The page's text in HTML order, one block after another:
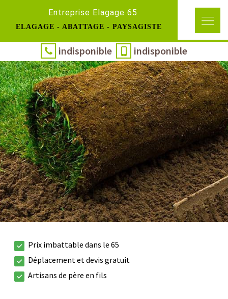
Entreprise Elagage 65
ELAGAGE - ABATTAGE - PAYSAGISTE
indisponible indisponible
Prix imbattable dans le 65
Déplacement et devis gratuit
Artisans de père en fils